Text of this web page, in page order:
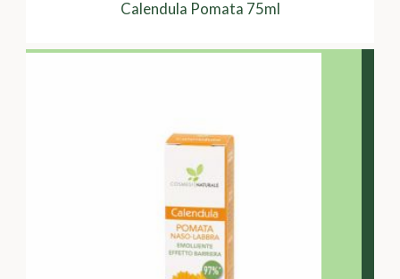
Calendula Pomata 75ml